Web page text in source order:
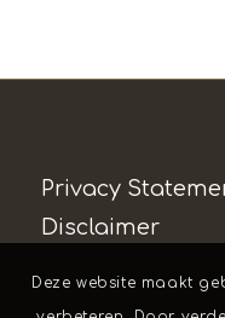
Privacy
Disclaimer
Deze website maakt